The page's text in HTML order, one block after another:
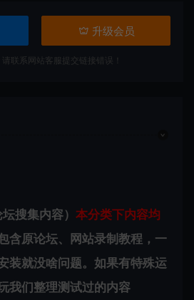
升级会员
请联系网站客服提交链接错误！
搜集内容） 本分类下内容均
含原论坛、网站录制教程，一
装就没啥问题。如果有特殊运
我们整理测试过的内容